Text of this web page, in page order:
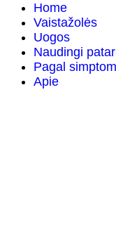
Home
Vaistažolės
Uogos
Naudingi
Pagal
Apie